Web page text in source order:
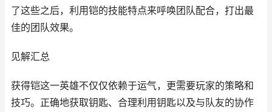
了这些之后，利用铠的技能特点来呼唤团队配合，打出最
佳的团队效果。
见解汇总
获得铠这一英雄不仅仅依赖于运气，更需要玩家的策略和
技巧。正确地获取钥匙、合理利用钥匙以及与队友的协作